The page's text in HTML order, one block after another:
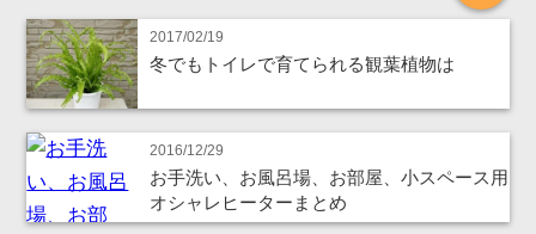
2017/02/19
冬でもトイレで育てられる観葉植物は
2016/12/29
お手洗い、お風呂場、お部屋、小スペース用
オシャレヒーターまとめ